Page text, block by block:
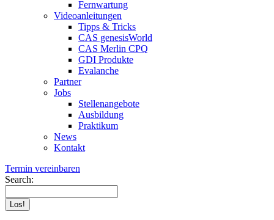
Fernwartung
Videoanleitungen
Tipps & Tricks
CAS genesisWorld
CAS Merlin CPQ
GDI Produkte
Evalanche
Partner
Jobs
Stellenangebote
Ausbildung
Praktikum
News
Kontakt
Termin vereinbaren
Search: